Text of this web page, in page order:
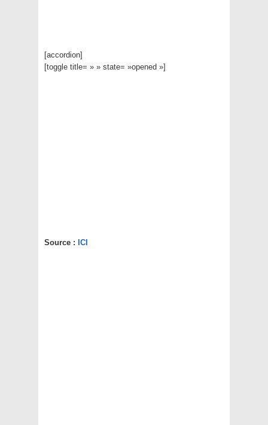
[accordion]
[toggle title= » » state= »opened »]
Source : ICI